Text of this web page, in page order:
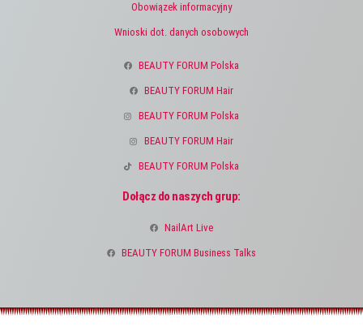
Obowiązek informacyjny
Wnioski dot. danych osobowych
BEAUTY FORUM Polska
BEAUTY FORUM Hair
BEAUTY FORUM Polska
BEAUTY FORUM Hair
BEAUTY FORUM Polska
Dołącz do naszych grup:
NailArt Live
BEAUTY FORUM Business Talks